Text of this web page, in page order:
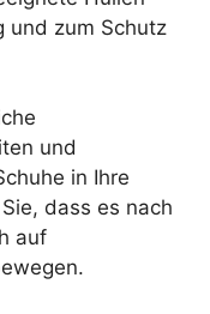
und zum Schutz
und
in Ihre
dass es nach
auf